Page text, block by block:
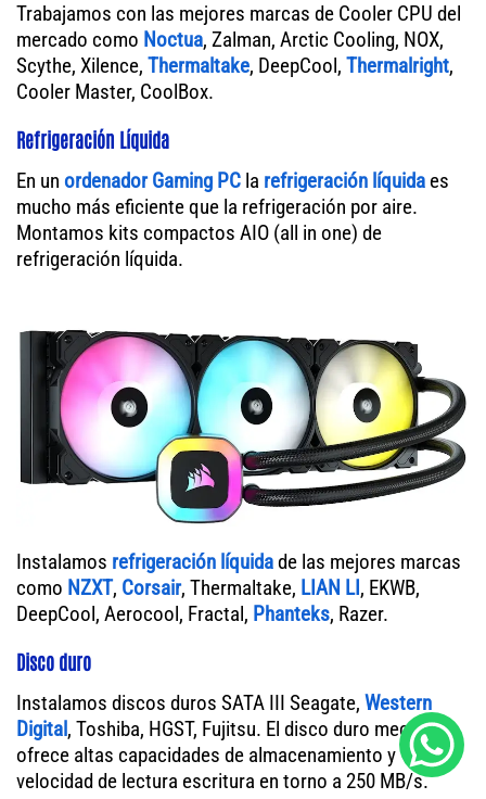
Trabajamos con las mejores marcas de Cooler CPU del
mercado como Noctua, Zalman, Arctic Cooling, NOX,
Scythe, Xilence, Thermaltake, DeepCool, Thermalright,
Cooler Master, CoolBox.
Refrigeración Líquida
En un ordenador Gaming PC la refrigeración líquida es
mucho más eficiente que la refrigeración por aire.
Montamos kits compactos AIO (all in one) de
refrigeración líquida.
Instalamos refrigeración líquidade las mejores marcas
como NZXT, Corsair, Thermaltake, LIAN LI, EKWB,
DeepCool, Aerocool, Fractal, Phanteks, Razer.
Disco duro
Instalamos discos duros SATA III Seagate, Western
Digital, Toshiba, HGST, Fujitsu. El disco duro mecánico
ofrece altas capacidades de almacenamiento y
velocidad de lectura escritura en torno a 250 MB/s.